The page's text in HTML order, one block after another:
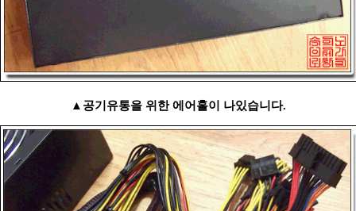
▲공기유통을 위한 에어홀이 나있습니다.